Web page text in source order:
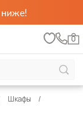
ниже!
0
Шкафы